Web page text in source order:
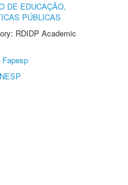
DE EDUCAÇÃO,
PÚBLICAS
RDIDP Academic
Fapesp